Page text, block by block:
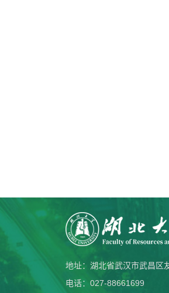
地址：湖北省武汉市武昌区
电话：027-88661699